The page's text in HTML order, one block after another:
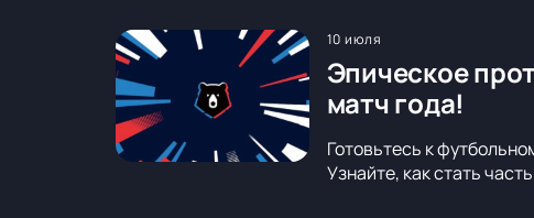
10 июля
Эпическое
матч года!
Готовьтесь к
Узнайте, как стать